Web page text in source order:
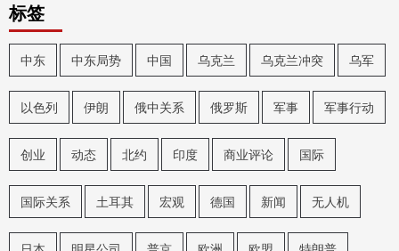
标签
中东 中东局势 中国 乌克兰 乌克兰冲突 乌军
以色列 伊朗 俄中关系 俄罗斯 军事 军事行动
创业 动态 北约 印度 商业评论 国际
国际关系 土耳其 宏观 德国 新闻 无人机